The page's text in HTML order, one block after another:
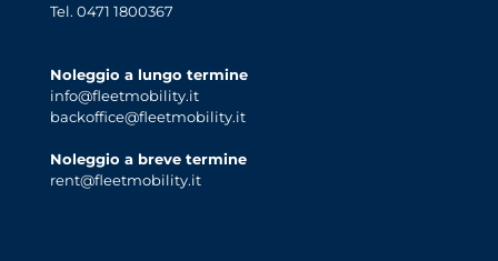
Tel. 0471 1800367
Noleggio a lungo termine
info@fleetmobility.it
backoffice@fleetmobility.it
Noleggio a breve termine
rent@fleetmobility.it